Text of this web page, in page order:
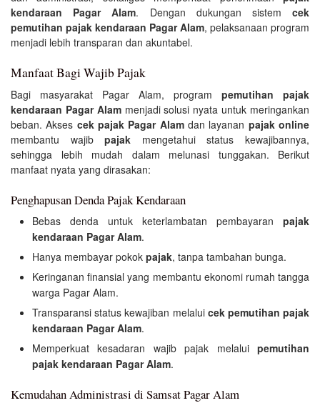
kendaraan Pagar Alam. Dengan dukungan sistemcek
pemutihan pajak kendaraan Pagar Alam, pelaksanaan program
menjadi lebih transparan dan akuntabel.
Manfaat Bagi Wajib Pajak
Bagi masyarakat Pagar Alam, program pemutihan pajak
kendaraan Pagar Alammenjadi solusi nyata untuk meringankan
beban. Akses cek pajak Pagar Alamdan layanan pajak online
membantu wajibpajak mengetahui status kewajibannya,
sehingga lebih mudah dalam melunasi tunggakan. Berikut
manfaat nyata yang dirasakan:
Penghapusan Denda Pajak Kendaraan
Bebas denda untuk keterlambatan pembayaran pajak
kendaraan Pagar Alam.
Hanya membayar pokok pajak, tanpa tambahan bunga.
Keringanan finansial yang membantu ekonomi rumah tangga
warga Pagar Alam.
Transparansi status kewajiban melalui cek pemutihan pajak
kendaraan Pagar Alam.
Memperkuat kesadaran wajib pajak melalui pemutihan
pajak kendaraan Pagar Alam.
Kemudahan Administrasi di Samsat Pagar Alam